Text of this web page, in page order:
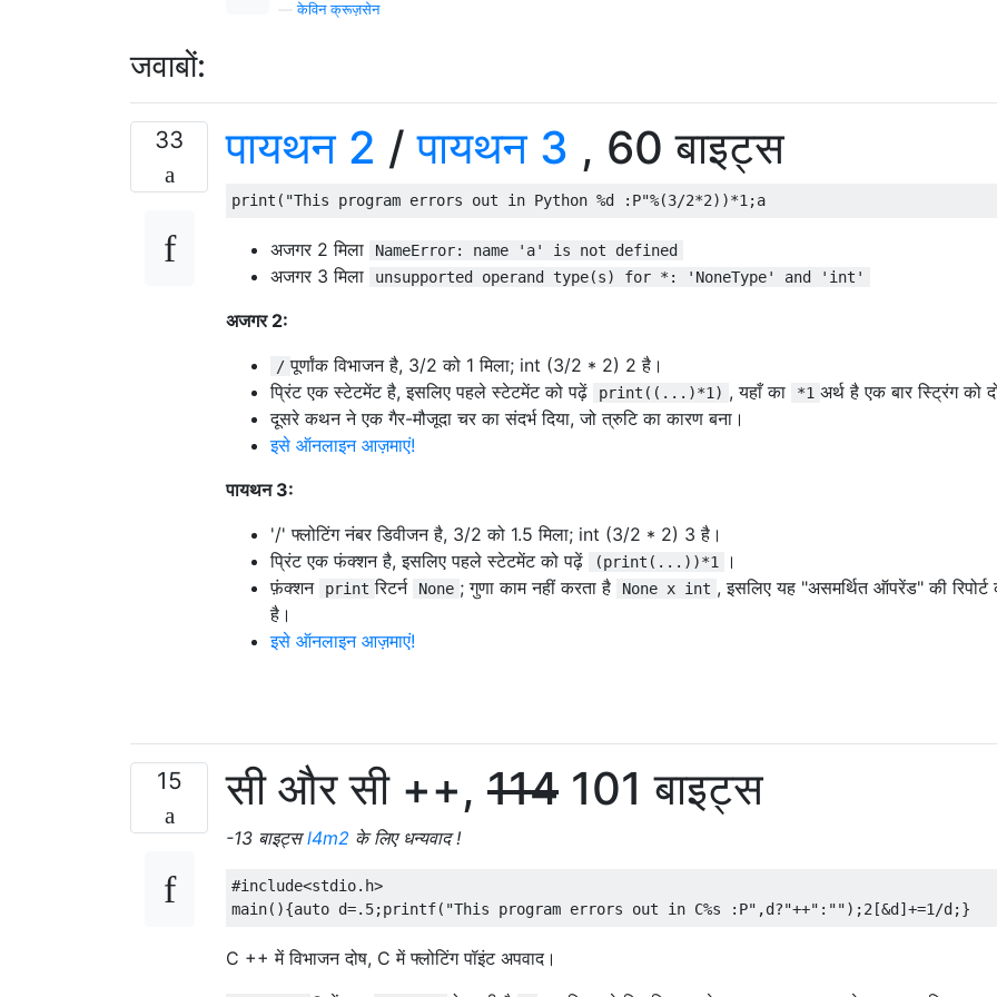
—केविन क्रूज़सेन
जवाबों:
33 पायथन 2 /पायथन 3 , 60 बाइट्स
print ( "This program errors out in Python %d :P"%(3/2*2))*1 ;a
अजगर 2 मिला NameError: name 'a' is not defined
अजगर 3 मिला unsupported operand type(s) for *: 'NoneType' and 'int'
अजगर 2:
/ पूर्णांक विभाजन है, 3/2 को 1 मिला; int (3/2 * 2) 2 है।
प्रिंट एक स्टेटमेंट है, इसलिए पहले स्टेटमेंट को पढ़ें
print((...)*1) , यहाँ का *1 अर्थ है एक बार स्ट्रिंग को
दूसरे कथन ने एक गैर-मौजूदा चर का संदर्भ दिया, जो त्रुटि का कारण बना।
इसे ऑनलाइन आज़माएं!
पायथन 3:
'/' फ्लोटिंग नंबर डिवीजन है, 3/2 को 1.5 मिला; int (3/2 * 2) 3 है।
प्रिंट एक फंक्शन है, इसलिए पहले स्टेटमेंट को पढ़ें
(print(...))*1
।
फ़ंक्शन
print रिटर्न None ; गुणा काम नहीं करता है None x int , इसलिए यह "असमर्थित ऑपरेंड" की रिपोर्ट
है।
इसे ऑनलाइन आज़माएं!
15 सी और सी ++, 114 101 बाइट्स
-13 बाइट्सl4m2 के लिए धन्यवाद !
#include<stdio.h>
main(){auto d=. 5;printf( "This program errors out in C%s :P" ,d?"++" : "");2 [&d]+=1 /d;}
C ++ में विभाजन दोष, C में फ्लोटिंग पॉइंट अपवाद।